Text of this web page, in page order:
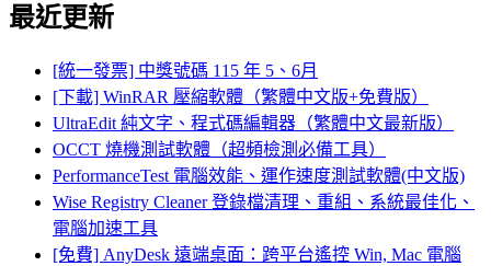
最近更新
[統一發票] 中獎號碼 115 年 5、6月
[下載] WinRAR 壓縮軟體（繁體中文版+免費版）
UltraEdit 純文字、程式碼編輯器（繁體中文最新版）
OCCT 燒機測試軟體（超頻檢測必備工具）
PerformanceTest 電腦效能、運作速度測試軟體(中文版)
Wise Registry Cleaner 登錄檔清理、重組、系統最佳化、
電腦加速工具
[免費] AnyDesk 遠端桌面：跨平台遙控 Win, Mac 電腦